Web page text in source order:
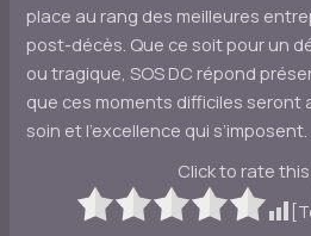
place au rang des meilleures
post-décès. Que ce soit pour un
ou tragique, SOS DC répond
que ces moments difficiles seront
soin et l’excellence qui s’imposent.
Click to rate